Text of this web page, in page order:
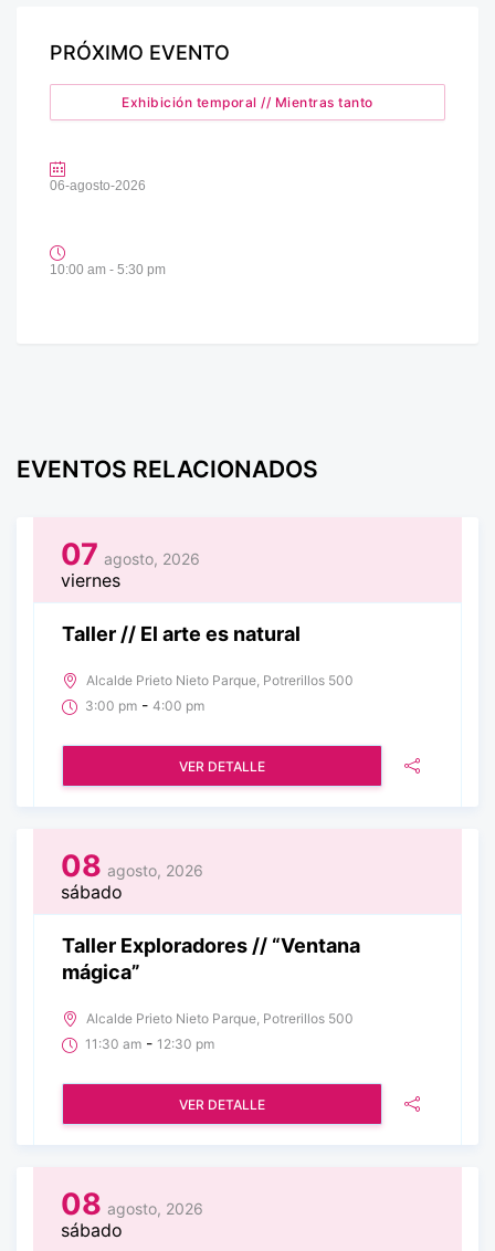
PRÓXIMO EVENTO
Exhibición temporal // Mientras tanto
06-agosto-2026
10:00 am - 5:30 pm
EVENTOS RELACIONADOS
07 agosto, 2026
viernes
Taller // El arte es natural
Alcalde Prieto Nieto Parque, Potrerillos 500
3:00 pm - 4:00 pm
VER DETALLE
08 agosto, 2026
sábado
Taller Exploradores // “Ventana
mágica”
Alcalde Prieto Nieto Parque, Potrerillos 500
11:30 am - 12:30 pm
VER DETALLE
08 agosto, 2026
sábado